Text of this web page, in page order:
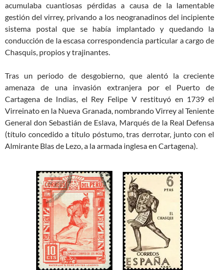
acumulaba cuantiosas pérdidas a causa de la lamentable
gestión del virrey, privando a los neogranadinos del incipiente
sistema postal que se había implantado y quedando la
conducción de la escasa correspondencia particular a cargo de
Chasquis, propios y trajinantes.
Tras un periodo de desgobierno, que alentó la creciente
amenaza de una invasión extranjera por el Puerto de
Cartagena de Indias, el Rey Felipe V restituyó en 1739 el
Virreinato en la Nueva Granada, nombrando Virrey al Teniente
General don Sebastián de Eslava, Marqués de la Real Defensa
(título concedido a título póstumo, tras derrotar, junto con el
Almirante Blas de Lezo, a la armada inglesa en Cartagena).